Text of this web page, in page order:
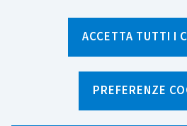
ACCETTA TUTTI I
PREFERENZE